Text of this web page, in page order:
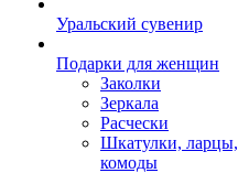
Уральский сувенир
Подарки для женщин
Заколки
Зеркала
Расчески
Шкатулки, ларцы,
комоды